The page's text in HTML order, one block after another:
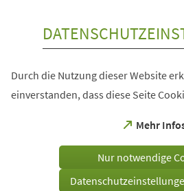
Durch die Nutzung dieser Website
einverstanden, dass diese Seite
Mehr
(Öffnet
einem
Tab)
Nur notwendige